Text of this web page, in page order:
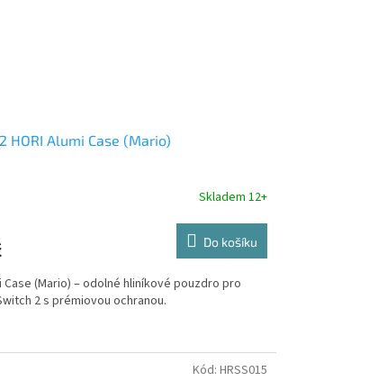
HORI Alumi Case (Mario)
Skladem 12+
Do košíku
Case (Mario) – odolné hliníkové pouzdro pro
2 s prémiovou ochranou.
Kód: HRSS015